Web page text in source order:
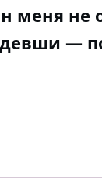
меня не
—